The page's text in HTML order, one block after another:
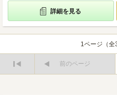
詳細を見る
1ページ（全
前のページ